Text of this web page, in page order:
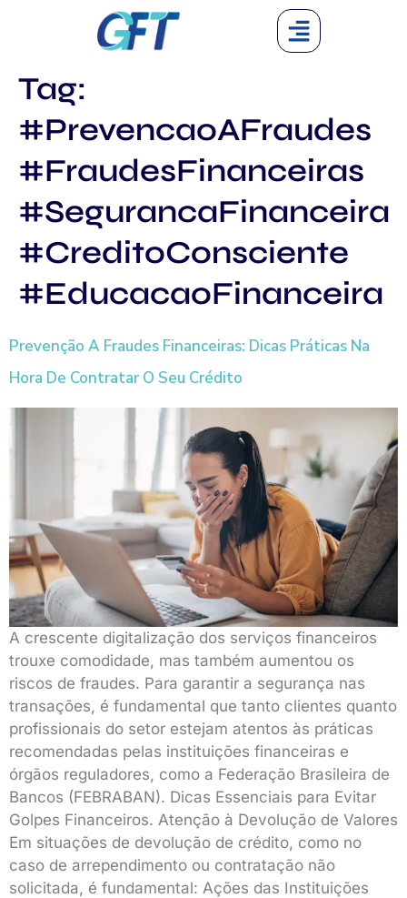
Tag:
#PrevencaoAFraudes
#FraudesFinanceiras
#SegurancaFinanceira
#CreditoConsciente
#EducacaoFinanceira
Prevenção A Fraudes Financeiras: Dicas Práticas Na
Hora De Contratar O Seu Crédito
A crescente digitalização dos serviços financeiros
trouxe comodidade, mas também aumentou os
riscos de fraudes. Para garantir a segurança nas
transações, é fundamental que tanto clientes quanto
profissionais do setor estejam atentos às práticas
recomendadas pelas instituições financeiras e
órgãos reguladores, como a Federação Brasileira de
Bancos (FEBRABAN). Dicas Essenciais para Evitar
Golpes Financeiros. Atenção à Devolução de Valores
Em situações de devolução de crédito, como no
caso de arrependimento ou contratação não
solicitada, é fundamental: Ações das Instituições